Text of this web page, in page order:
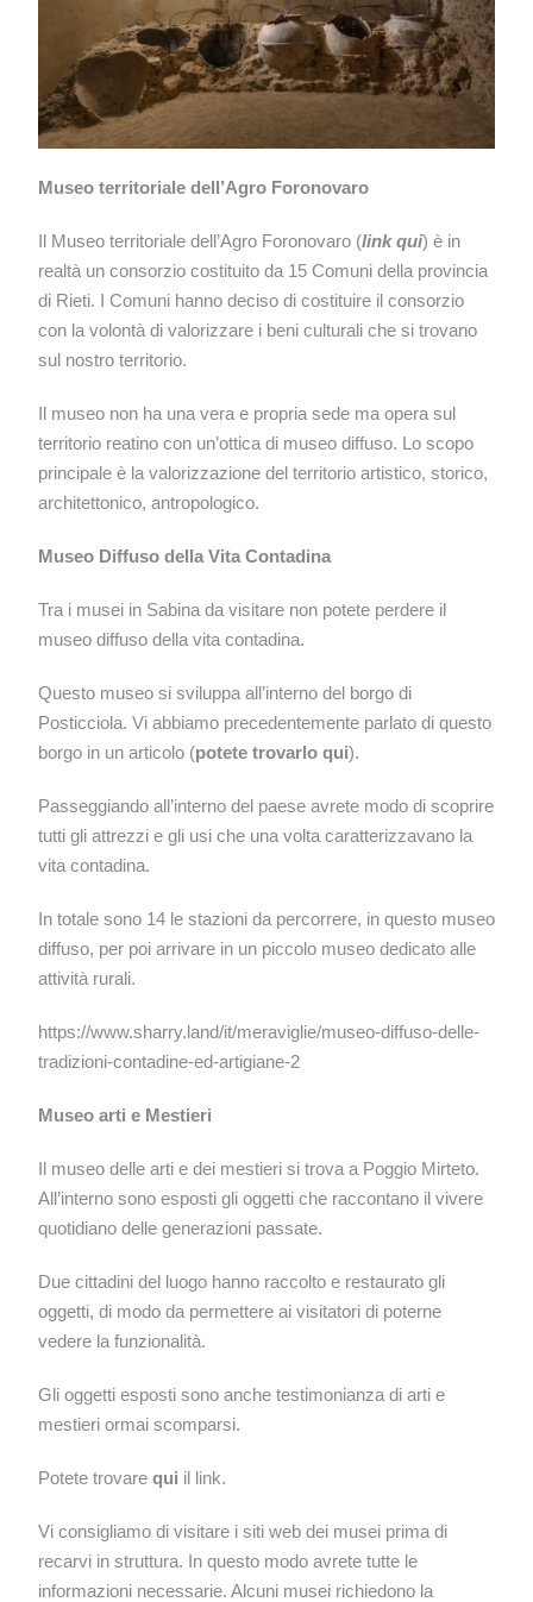
Museo territoriale dell’Agro Foronovaro
Il Museo territoriale dell’Agro Foronovaro (link qui) è in
realtà un consorzio costituito da 15 Comuni della provincia
di Rieti. I Comuni hanno deciso di costituire il consorzio
con la volontà di valorizzare i beni culturali che si trovano
sul nostro territorio.
Il museo non ha una vera e propria sede ma opera sul
territorio reatino con un’ottica di museo diffuso. Lo scopo
principale è la valorizzazione del territorio artistico, storico,
architettonico, antropologico.
Museo Diffuso della Vita Contadina
Tra i musei in Sabina da visitare non potete perdere il
museo diffuso della vita contadina.
Questo museo si sviluppa all’interno del borgo di
Posticciola. Vi abbiamo precedentemente parlato di questo
borgo in un articolo (potete trovarlo qui).
Passeggiando all’interno del paese avrete modo di scoprire
tutti gli attrezzi e gli usi che una volta caratterizzavano la
vita contadina.
In totale sono 14 le stazioni da percorrere, in questo museo
diffuso, per poi arrivare in un piccolo museo dedicato alle
attività rurali.
https://www.sharry.land/it/meraviglie/museo-diffuso-delle-
tradizioni-contadine-ed-artigiane-2
Museo arti e Mestieri
Il museo delle arti e dei mestieri si trova a Poggio Mirteto.
All’interno sono esposti gli oggetti che raccontano il vivere
quotidiano delle generazioni passate.
Due cittadini del luogo hanno raccolto e restaurato gli
oggetti, di modo da permettere ai visitatori di poterne
vedere la funzionalità.
Gli oggetti esposti sono anche testimonianza di arti e
mestieri ormai scomparsi.
Potete trovare qui il link.
Vi consigliamo di visitare i siti web dei musei prima di
recarvi in struttura. In questo modo avrete tutte le
informazioni necessarie. Alcuni musei richiedono la